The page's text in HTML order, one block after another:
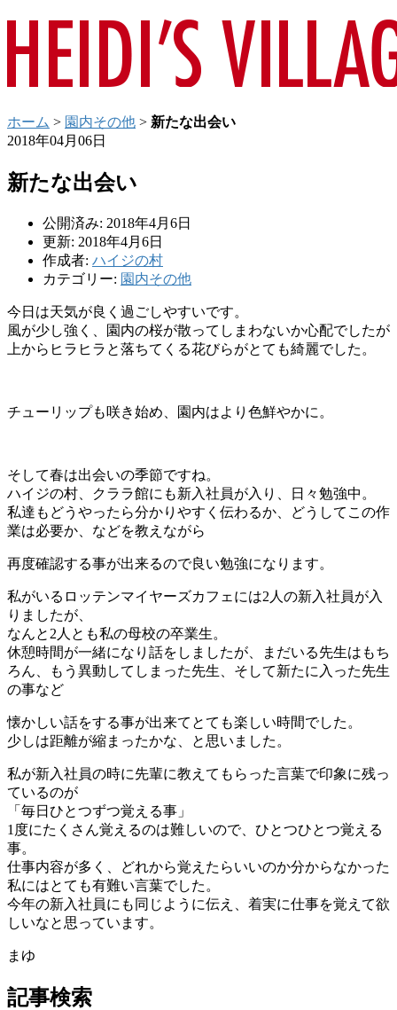
ホーム > 園内その他 > 新たな出会い
2018年04月06日
新たな出会い
公開済み: 2018年4月6日
更新: 2018年4月6日
作成者: ハイジの村
カテゴリー: 園内その他
今日は天気が良く過ごしやすいです。
風が少し強く、園内の桜が散ってしまわないか心配でしたが
上からヒラヒラと落ちてくる花びらがとても綺麗でした。
チューリップも咲き始め、園内はより色鮮やかに。
そして春は出会いの季節ですね。
ハイジの村、クララ館にも新入社員が入り、日々勉強中。
私達もどうやったら分かりやすく伝わるか、
どうしてこの作
業は必要か、 などを教えながら
再度確認する事が出来るので良い勉強になります。
私がいるロッテンマイヤーズカフェには2人の新入社員が入
りましたが、
なんと2人とも私の母校の卒業生。
休憩時間が一緒になり話をしましたが、まだいる先生はもち
ろん、
もう異動してしまった先生、 そして新たに入った先生
の事など
懐かしい話をする事が出来てとて も楽しい時間でした。
少しは距離が縮まったかな、と思いました。
私が新入社員の時に先輩に教えてもらった言葉で印象に残っ
ているのが
「毎日ひとつずつ覚える事」
1度にたくさん覚えるのは難しいので、ひとつひとつ覚える
事。
仕事内容が多く、
どれから覚えたらいいのか分からなかった
私にはとても有難い言葉でした。
今年の新入社員にも同じように伝え、 着実に仕事を覚えて欲
しいなと思っています。
まゆ
記事検索